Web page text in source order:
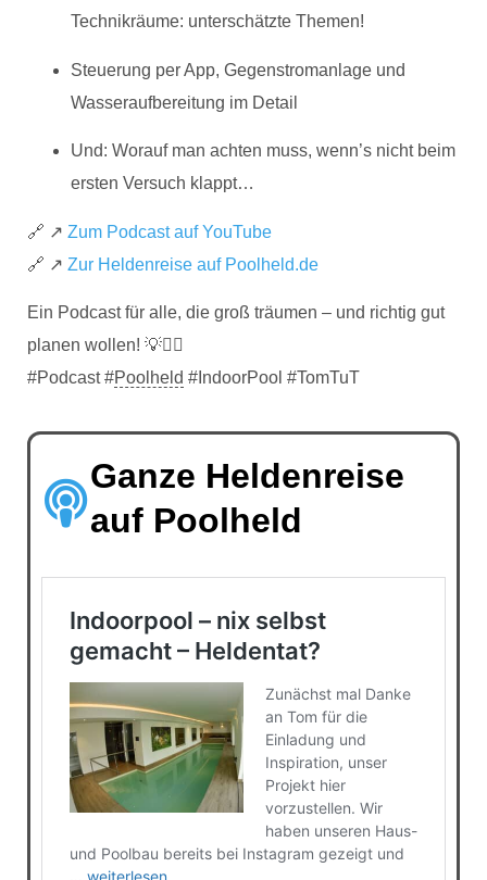
Technikräume: unterschätzte Themen!
Steuerung per App, Gegenstromanlage und
Wasseraufbereitung im Detail
Und: Worauf man achten muss, wenn’s nicht beim
ersten Versuch klappt…
🔗 ↗ Zum Podcast auf YouTube
🔗 ↗ Zur Heldenreise auf Poolheld.de
Ein Podcast für alle, die groß träumen – und richtig gut
planen wollen! 💡🏊‍♂️
#Podcast #Poolheld #IndoorPool #TomTuT
Ganze Heldenreise
auf Poolheld